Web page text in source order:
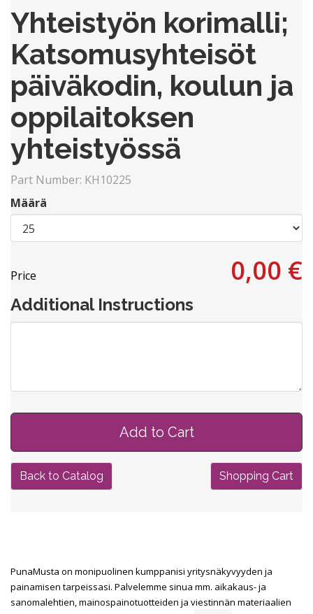
Yhteistyön korimalli;
Katsomusyhteisöt
päiväkodin, koulun ja
oppilaitoksen
yhteistyössä
Part Number: KH10225
Määrä
Price 0,00 €
Additional Instructions
Back to Catalog Shopping Cart
PunaMusta on monipuolinen kumppanisi yritysnäkyvyyden ja
painamisen tarpeissasi. Palvelemme sinua mm. aikakaus- ja
sanomalehtien, mainospainotuotteiden ja viestinnän materiaalien